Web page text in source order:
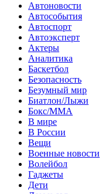
Автоновости
Автособытия
Автоспорт
Автоэксперт
Актеры
Аналитика
Баскетбол
Безопасность
Безумный мир
Биатлон/Лыжи
Бокс/MMA
В мире
В России
Вещи
Военные новости
Волейбол
Гаджеты
Дети